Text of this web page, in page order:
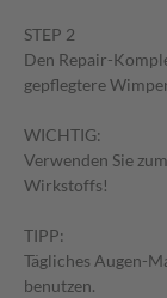
STEP 2
Den Repair-
gepflegtere
WICHTIG:
Verwenden Sie
Wirkstoffs!
TIPP:
Tägliches Augen-
benutzen.